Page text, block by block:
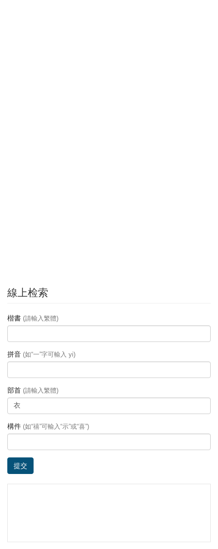
線上检索
楷書 (請輸入繁體)
拼音 (如“一”字可輸入 yi)
部首 (請輸入繁體)
構件 (如“禧”可輸入“示”或“喜”)
提交